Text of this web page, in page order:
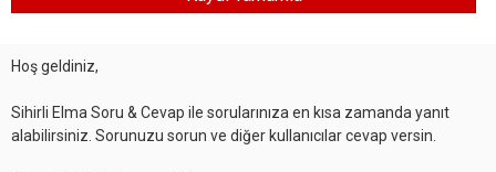
Hoş geldiniz,
Sihirli Elma Soru & Cevap ile sorularınıza en kısa zamanda yanıt
alabilirsiniz. Sorunuzu sorun ve diğer kullanıcılar cevap versin.